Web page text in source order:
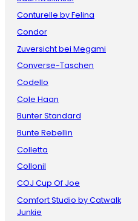
Conturelle by Felina
Condor
Zuversicht bei Megami
Converse-Taschen
Codello
Cole Haan
Bunter Standard
Bunte Rebellin
Colletta
Collonil
COJ Cup Of Joe
Comfort Studio by Catwalk
Junkie